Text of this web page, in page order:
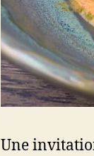
Une